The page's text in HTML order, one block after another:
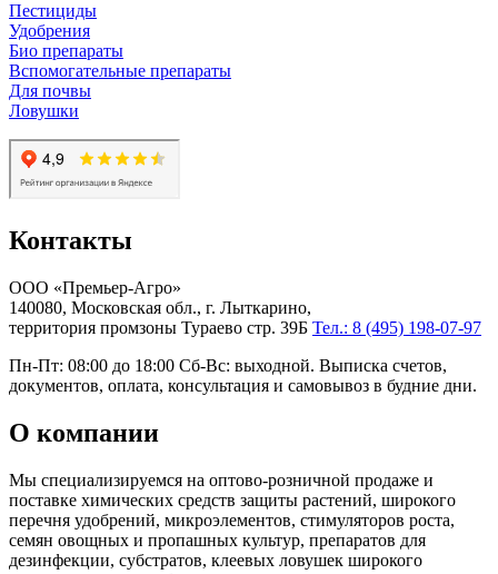
Пестициды
Удобрения
Био препараты
Вспомогательные препараты
Для почвы
Ловушки
Контакты
ООО «Премьер-Агро»
140080, Московская обл., г. Лыткарино,
территория промзоны Тураево стр. 39Б Тел.: 8 (495) 198-07-97
Пн-Пт: 08:00 до 18:00 Сб-Вс: выходной. Выписка счетов,
документов, оплата, консультация и самовывоз в будние дни.
О компании
Мы специализируемся на оптово-розничной продаже и
поставке химических средств защиты растений, широкого
перечня удобрений, микроэлементов, стимуляторов роста,
семян овощных и пропашных культур, препаратов для
дезинфекции, субстратов, клеевых ловушек широкого